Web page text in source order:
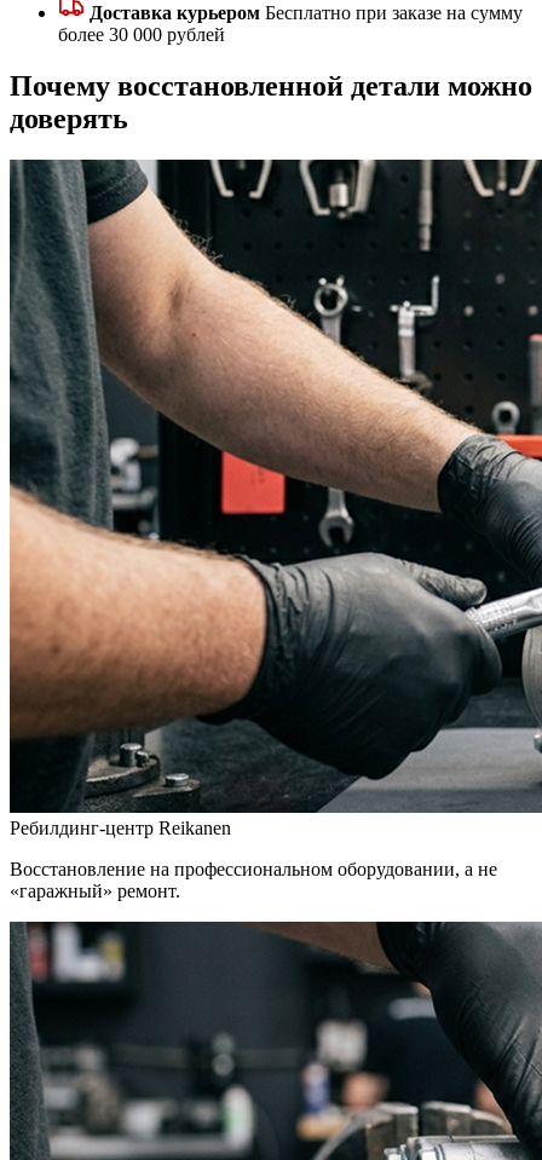
Доставка курьером Бесплатно при заказе на сумму
более 30 000 рублей
Почему восстановленной детали можно
доверять
Ребилдинг-центр Reikanen
Восстановление на профессиональном оборудовании, а не
«гаражный» ремонт.